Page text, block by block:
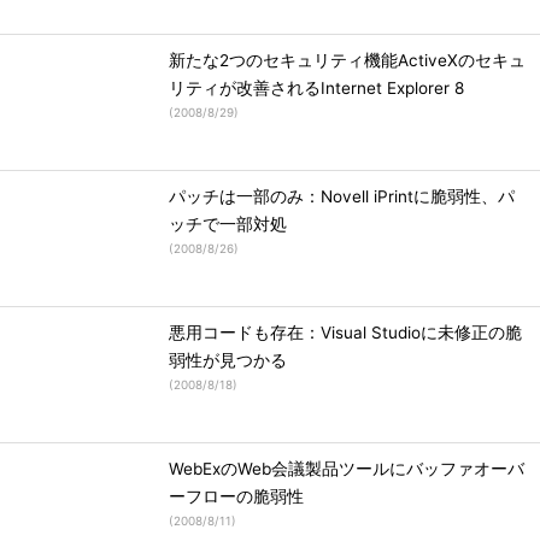
新たな2つのセキュリティ機能ActiveXのセキュ
リティが改善されるInternet Explorer 8
(2008/8/29)
パッチは一部のみ：Novell iPrintに脆弱性、パ
ッチで一部対処
(2008/8/26)
悪用コードも存在：Visual Studioに未修正の脆
弱性が見つかる
(2008/8/18)
WebExのWeb会議製品ツールにバッファオーバ
ーフローの脆弱性
(2008/8/11)